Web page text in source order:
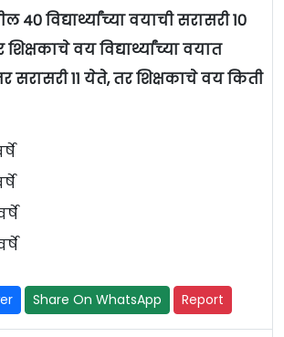
40 विद्यार्थ्यांच्या वयाची सरासरी 10
वय विद्यार्थ्यांच्या वयात
सरासरी 11 येते, तर शिक्षकाचे वय किती
Share On WhatsApp Report